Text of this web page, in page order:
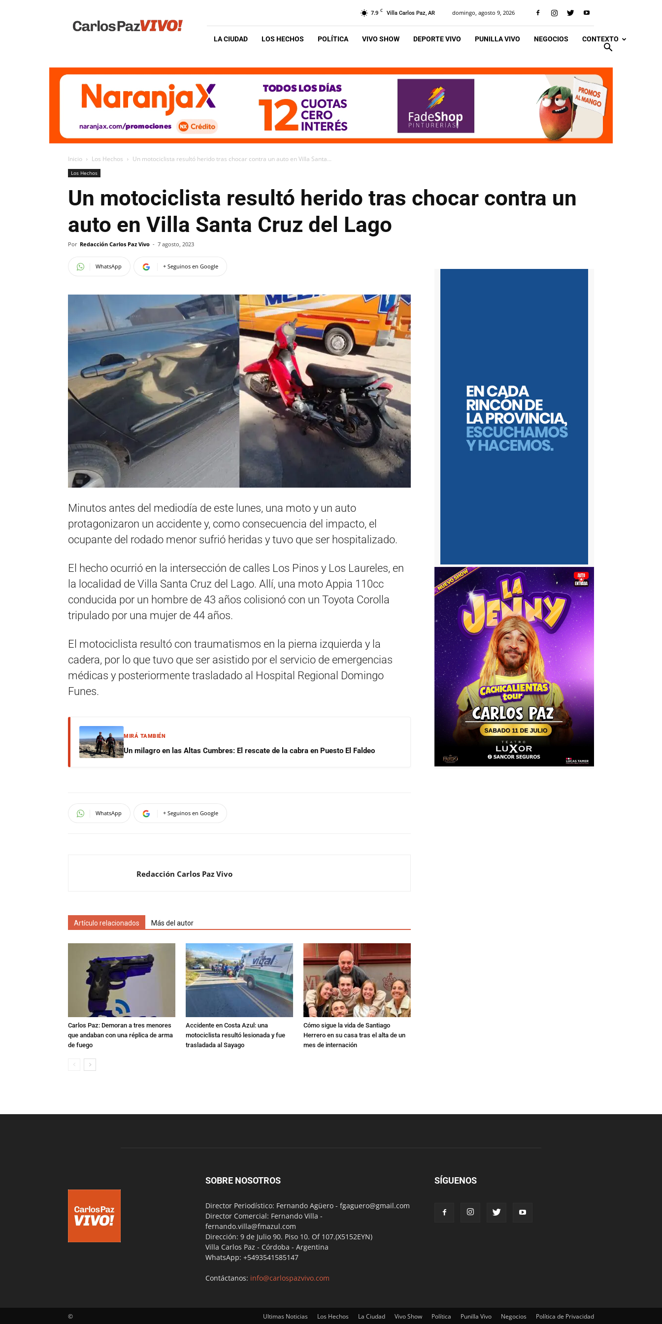
Vivo
7.9 C Villa Carlos Paz, AR domingo, agosto 9, 2026
LA CIUDAD LOS HECHOS POLÍTICA VIVO SHOW DEPORTE VIVO PUNILLA VIVO NEGOCIOS CONTEXTO
Inicio Los Hechos Un motociclista resultó herido tras chocar contra un auto en Villa Santa...
Los Hechos
Un motociclista resultó herido tras chocar contra un
auto en Villa Santa Cruz del Lago
Por Redacción Carlos Paz Vivo - 7 agosto, 2023
WhatsApp + Seguinos en Google
Minutos antes del mediodía de este lunes, una moto y un auto
protagonizaron un accidente y, como consecuencia del impacto, el
ocupante del rodado menor sufrió heridas y tuvo que ser hospitalizado.
El hecho ocurrió en la intersección de calles Los Pinos y Los Laureles, en
la localidad de Villa Santa Cruz del Lago. Allí, una moto Appia 110cc
conducida por un hombre de 43 años colisionó con un Toyota Corolla
tripulado por una mujer de 44 años.
El motociclista resultó con traumatismos en la pierna izquierda y la
cadera, por lo que tuvo que ser asistido por el servicio de emergencias
médicas y posteriormente trasladado al Hospital Regional Domingo
Funes.
MIRÁ TAMBIÉN
Un milagro en las Altas Cumbres: El rescate de la cabra en Puesto El Faldeo
WhatsApp + Seguinos en Google
Redacción Carlos Paz Vivo
Artículo relacionados Más del autor
Carlos Paz: Demoran a tres menores
que andaban con una réplica de arma
de fuego
Accidente en Costa Azul: una
motociclista resultó lesionada y fue
trasladada al Sayago
Cómo sigue la vida de Santiago
Herrero en su casa tras el alta de un
mes de internación
SOBRE NOSOTROS
Director Periodístico: Fernando Agüero - fgaguero@gmail.com
Director Comercial: Fernando Villa -
fernando.villa@fmazul.com
Dirección: 9 de Julio 90. Piso 10. Of 107.(X5152EYN)
Villa Carlos Paz - Córdoba - Argentina
WhatsApp: +5493541585147
Contáctanos: info@carlospazvivo.com
SÍGUENOS
Ultimas Noticias Los Hechos La Ciudad Vivo Show Política Punilla Vivo Negocios Política de Privacidad
©